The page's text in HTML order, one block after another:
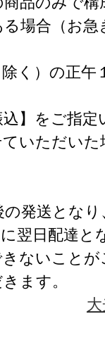
場合（お急
く）の正午
】をご指定
いただいた
発送となり
翌日配達と
ないこと
ます。